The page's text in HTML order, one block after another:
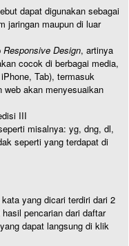
dapat digunakan sebagai
jaringan maupun di luar
Responsive Design, artinya
cocok di berbagai media,
Tab), termasuk
web akan menyesuaikan
III
misalnya: yg, dng, dl,
seperti yang terdapat di
yang dicari terdiri dari 2
pencarian dari daftar
dapat langsung di klik